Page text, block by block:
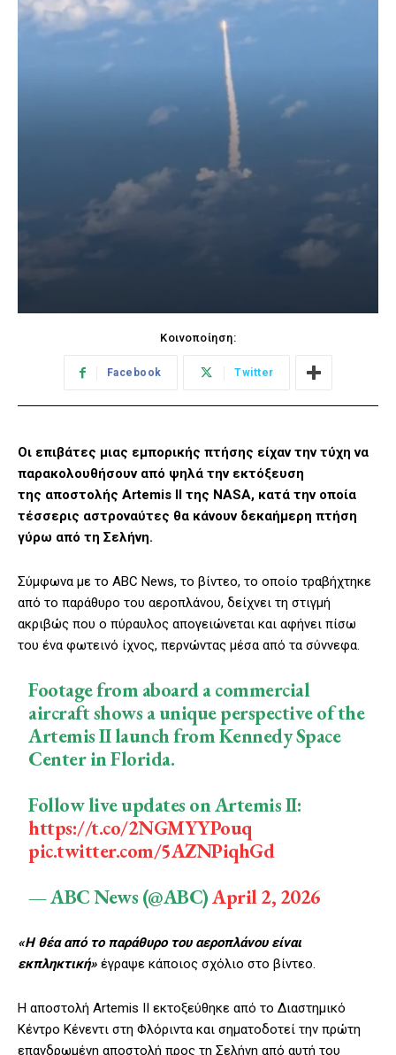
Κοινοποίηση:
Facebook Twitter
Οι επιβάτες μιας εμπορικής πτήσης είχαν την τύχη να
παρακολουθήσουν από ψηλά την εκτόξευση
της αποστολής Artemis II της NASA, κατά την οποία
τέσσερις αστροναύτες θα κάνουν δεκαήμερη πτήση
γύρω από τη Σελήνη.
Σύμφωνα με το ABC News, το βίντεο, το οποίο τραβήχτηκε
από το παράθυρο του αεροπλάνου, δείχνει τη στιγμή
ακριβώς που ο πύραυλος απογειώνεται και αφήνει πίσω
του ένα φωτεινό ίχνος, περνώντας μέσα από τα σύννεφα.
Footage from aboard a commercial
aircraft shows a unique perspective of the
Artemis II launch from Kennedy Space
Center in Florida.
Follow live updates on Artemis II:
https://t.co/2NGMYYPouq
pic.twitter.com/5AZNPiqhGd
— ABC News (@ABC)April 2, 2026
«Η θέα από το παράθυρο του αεροπλάνου είναι
εκπληκτική» έγραψε κάποιος σχόλιο στο βίντεο.
Η αποστολή Artemis II εκτοξεύθηκε από το Διαστημικό
Κέντρο Κένεντι στη Φλόριντα και σηματοδοτεί την πρώτη
επανδρωμένη αποστολή προς τη Σελήνη από αυτή του